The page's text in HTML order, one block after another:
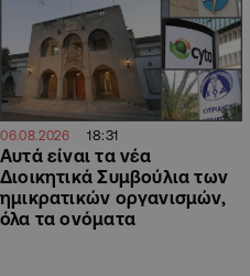
06.08.2026 18:31
Αυτά είναι τα νέα
Διοικητικά Συμβούλια των
ημικρατικών οργανισμών,
όλα τα ονόματα